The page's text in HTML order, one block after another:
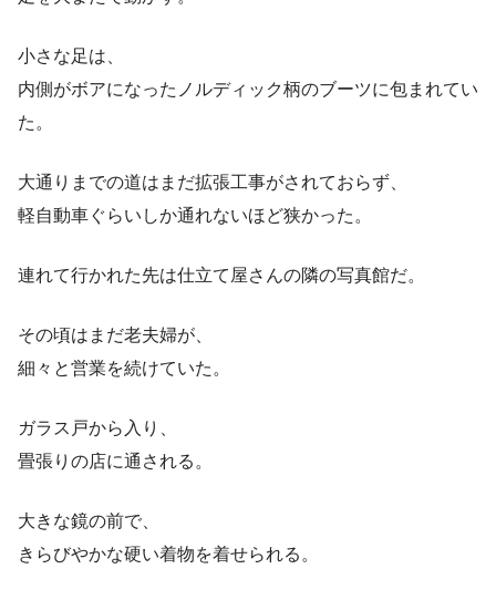
小さな足は、
内側がボアになったノルディック柄のブーツに包まれてい
た。
大通りまでの道はまだ拡張工事がされておらず、
軽自動車ぐらいしか通れないほど狭かった。
連れて行かれた先は仕立て屋さんの隣の写真館だ。
その頃はまだ老夫婦が、
細々と営業を続けていた。
ガラス戸から入り、
畳張りの店に通される。
大きな鏡の前で、
きらびやかな硬い着物を着せられる。